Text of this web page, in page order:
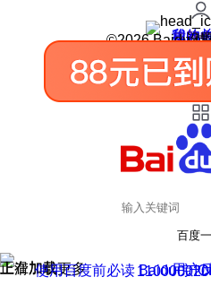
我的
我的
皮肤
用户
设
©2026 Baidu
百度
正在加载
上滑加载更多 用户
使用百度前必读 Baidu 京
京公网安备